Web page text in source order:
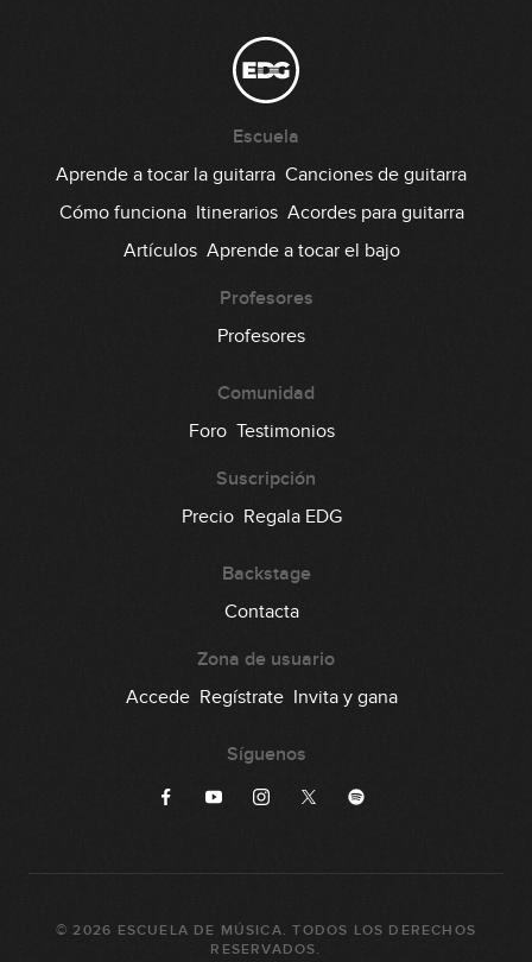
Escuela
Aprende a tocar la guitarra Canciones de guitarra
Cómo funciona Itinerarios Acordes para guitarra
Artículos Aprende a tocar el bajo
Profesores
Profesores
Comunidad
Foro Testimonios
Suscripción
Precio Regala EDG
Backstage
Contacta
Zona de usuario
Accede Regístrate Invita y gana
Síguenos
©2026 ESCUELA DE MÚSICA. TODOS LOS DERECHOS
RESERVADOS.